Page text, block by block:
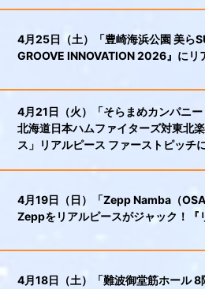
4月25日（土）「豊崎海浜公園 美ら
GROOVE INNOVATION 2026』にリ
4月21日（火）「そらまめカンパ
北海道日本ハムファイターズ対東北
ス」リアルピース ファーストピッチ
4月19日（日）「Zepp Namba（
Zeppをリアルピースがジャック！『
4月18日（土）「難波御堂筋ホール 8